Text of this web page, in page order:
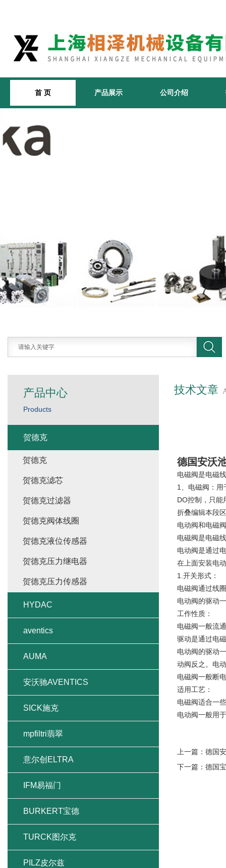
首 页 产品展示 公司介绍
技术文章
德国安沃
电磁阀是电磁
1、电磁阀：
DO控制，只能
折叠编辑本段
电动阀和电磁
电磁阀是电磁
电动阀是通过
在上面安装电
1.开关形式：
电磁阀通过线
电动阀的驱动
工作性质：
电磁阀一般流
驱动是通过电
电动阀的驱动
动阀反之。电
电磁阀一般断
适用工艺：
电磁阀适合一
电动阀一般用
上一篇： 德国
下一篇： 德国
产品中心
Products
贺德克
贺德克
贺德克滤芯
贺德克过滤器
贺德克阀体线圈
贺德克液位传感器
贺德克压力继电器
贺德克压力传感器
HYDAC
aventics
AUMA
安沃驰AVENTICS
SICK施克
mpfiltri翡翠
意尔创ELTRA
IFM易福门
BURKERT宝德
TURCK图尔克
PILZ皮尔兹